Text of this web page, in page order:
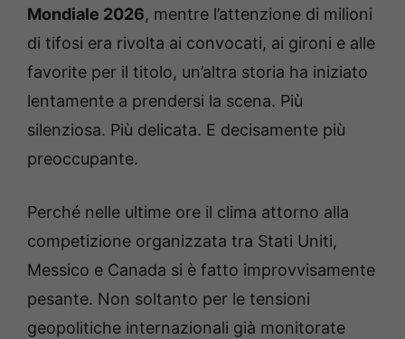
Mondiale 2026, mentre l’attenzione di milioni
di tifosi era rivolta ai convocati, ai gironi e alle
favorite per il titolo, un’altra storia ha iniziato
lentamente a prendersi la scena. Più
silenziosa. Più delicata. E decisamente più
preoccupante.
Perché nelle ultime ore il clima attorno alla
competizione organizzata tra Stati Uniti,
Messico e Canada si è fatto improvvisamente
pesante. Non soltanto per le tensioni
geopolitiche internazionali già monitorate